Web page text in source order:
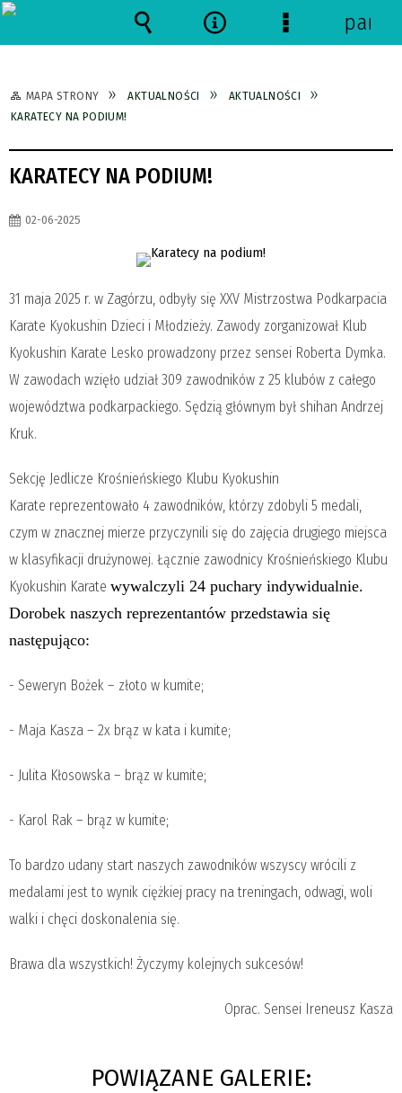
MAPA STRONY AKTUALNOŚCI
AKTUALNOŚCI
KARATECY NA PODIUM!
KARATECY NA PODIUM!
02-06-2025
31 maja 2025 r. w Zagórzu, odbyły się XXV Mistrzostwa Podkarpacia
Karate Kyokushin Dzieci i Młodzieży. Zawody zorganizował Klub
Kyokushin Karate Lesko prowadzony przez sensei Roberta Dymka.
W zawodach wzięło udział 309 zawodników z 25 klubów z całego
województwa podkarpackiego. Sędzią głównym był shihan Andrzej
Kruk.
Sekcję Jedlicze Krośnieńskiego Klubu Kyokushin
Karate reprezentowało 4 zawodników, którzy zdobyli 5 medali,
czym w znacznej mierze przyczynili się do zajęcia drugiego miejsca
w klasyfikacji drużynowej. Łącznie zawodnicy Krośnieńskiego Klubu
Kyokushin Karate wywalczyli 24 puchary indywidualnie.
Dorobek naszych reprezentantów przedstawia się
następująco:
- Seweryn Bożek – złoto w kumite;
- Maja Kasza – 2x brąz w kata i kumite;
- Julita Kłosowska – brąz w kumite;
- Karol Rak – brąz w kumite;
To bardzo udany start naszych zawodników wszyscy wrócili z
medalami jest to wynik ciężkiej pracy na treningach, odwagi, woli
walki i chęci doskonalenia się.
Brawa dla wszystkich! Życzymy kolejnych sukcesów!
Oprac. Sensei Ireneusz Kasza
POWIĄZANE GALERIE:
Wyszukiwarka
NarzędziaMenu
panel